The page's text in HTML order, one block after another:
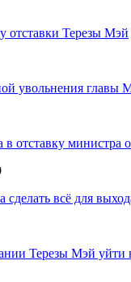
отставки Терезы Мэй
увольнения главы
в отставку министра
сделать всё для
Терезы Мэй уйти